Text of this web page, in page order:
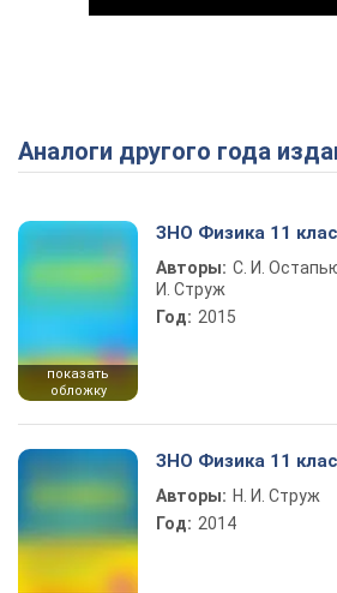
Аналоги другого года
показать
обложку
ЗНО Физика 11
Авторы: С. И.
И. Струж
Год: 2015
ЗНО Физика 11
Авторы: Н. И. Струж
Год: 2014